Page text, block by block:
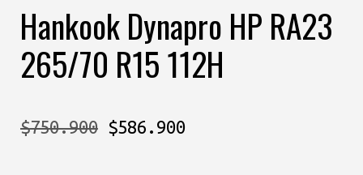
Hankook Dynapro HP RA23
265/70 R15 112H
$750.900 El
$586.900El